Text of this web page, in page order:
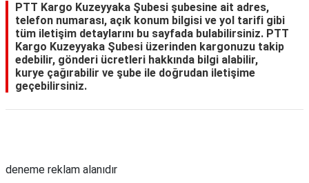
PTT Kargo Kuzeyyaka Şubesi şubesine ait adres,
telefon numarası, açık konum bilgisi ve yol tarifi gibi
tüm iletişim detaylarını bu sayfada bulabilirsiniz. PTT
Kargo Kuzeyyaka Şubesi üzerinden kargonuzu takip
edebilir, gönderi ücretleri hakkında bilgi alabilir,
kurye çağırabilir ve şube ile doğrudan iletişime
geçebilirsiniz.
deneme reklam alanıdır